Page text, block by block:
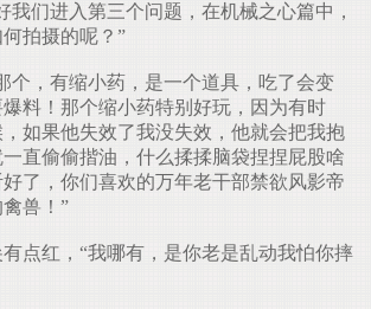
们进入第三个问题，在机械之心篇中，
拍摄的呢？”
个，有缩小药，是一个道具，吃了会变
料！那个缩小药特别好玩，因为有时
如果他失效了我没失效，他就会把我抱
直偷偷揩油，什么揉揉脑袋捏捏屁股啥
了，你们喜欢的万年老干部禁欲风影帝
兽！”
点红，“我哪有，是你老是乱动我怕你摔